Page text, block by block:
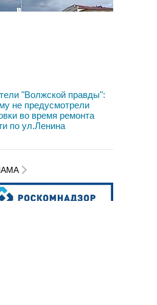
"Волжской правды":
не предусмотрели
во время ремонта
по ул.Ленина